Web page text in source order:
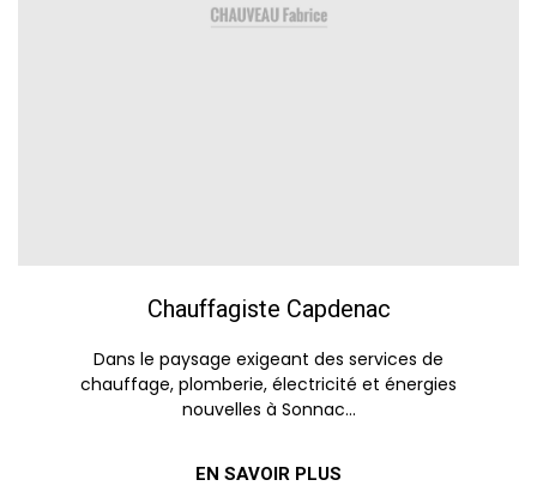
Chauffagiste Capdenac
Dans le paysage exigeant des services de
chauffage, plomberie, électricité et énergies
nouvelles à Sonnac...
EN SAVOIR PLUS